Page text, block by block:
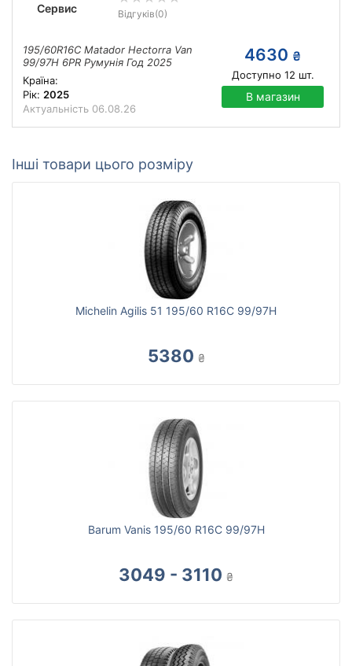
Сервис
Відгуків(0)
195/60R16C Matador Hectorra Van
99/97H 6PR Румунія Год 2025
Країна:
Рік: 2025
Актуальність 06.08.26
4630 ₴
Доступно 12 шт.
В магазин
Інші товари цього розміру
Michelin Agilis 51 195/60 R16C 99/97H
5380 ₴
Barum Vanis 195/60 R16C 99/97H
3049 - 3110 ₴